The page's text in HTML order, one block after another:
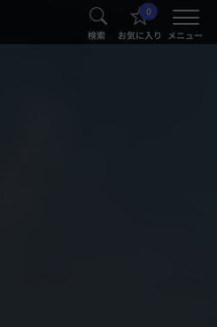
検索
0
お気に入り メニュー
®